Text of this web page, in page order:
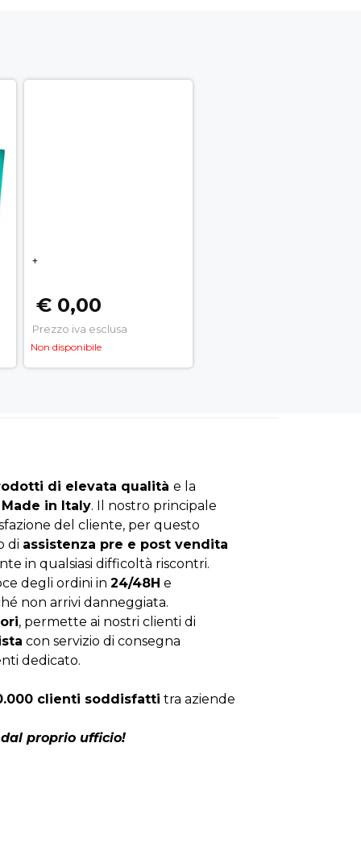
+
€ 0,00
Prezzo iva esclusa
Non disponibile
di elevata qualità e la
Made in Italy. Il nostro principale
del cliente, per questo
di assistenza pre e post vendita
in qualsiasi difficoltà riscontri.
degli ordini in 24/48H e
non arrivi danneggiata.
, permette ai nostri clienti di
con servizio di consegna
dedicato.
clienti soddisfatti tra aziende
proprio ufficio!